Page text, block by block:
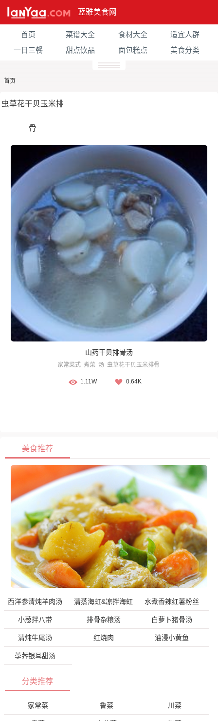
蓝雅美食网
首页 菜谱大全 食材大全
适宜人群
一日三餐
甜点饮品 面包糕点 美食分类
首页
虫草花干贝玉米排
骨
山药干贝排骨汤
家常菜式 煮菜 汤 虫草花干贝玉米排骨
1.11W 0.64K
美食推荐
西洋参清炖羊肉汤 清蒸海虹&凉拌海虹 水煮香辣红薯粉丝
小葱拌八带 排骨杂粮汤 白萝卜猪骨汤
清炖牛尾汤 红烧肉 油浸小黄鱼
荸荠银耳甜汤
分类推荐
家常菜 鲁菜 川菜